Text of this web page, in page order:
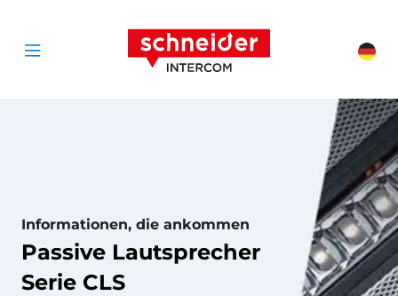
Open menu
Schneider
Informationen, die ankommen
Passive Lautsprecher
Serie CLS